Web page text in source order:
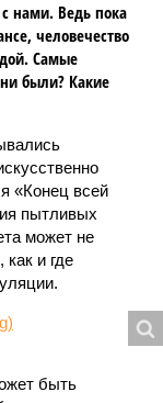
с нами. Ведь пока
человечество
Самые
были? Какие
«Конец всей
пытливых
может не
и где
быть